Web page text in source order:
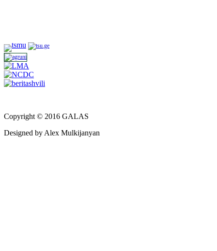
Copyright © 2016 GALAS
Designed by Alex Mulkijanyan